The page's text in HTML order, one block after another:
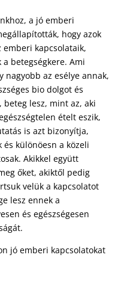
a jó emberi
hogy azok
emberi kapcsolataik,
a betegségkere. Ami
nagyobb az esélye annak,
bio dolgot és
beteg lesz, mint az, aki
ételt eszik,
is azt bizonyítja,
különöesn a közeli
Akikkel együtt
őket, akiktől pedig
velük a kapcsolatot
lesz ennek a
és egészségesen
jó emberi kapcsolatokat